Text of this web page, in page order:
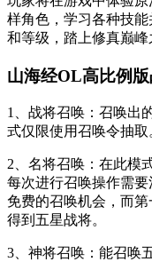
样角色，学习各种技
和等级，踏上修真巅峰
山海经OL高比例
1、战将召唤：召唤出
式仅限使用召唤令抽取
2、名将召唤：在此模
每次进行召唤操作需
免费的召唤机会，而
得到五星战将。
3、神将召唤：能召唤